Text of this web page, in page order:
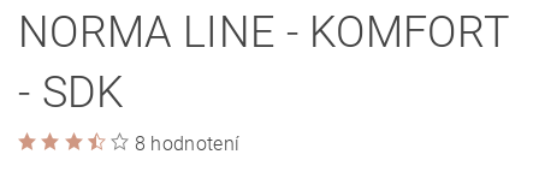
NORMA LINE - KOMFORT
- SDK
8 hodnotení